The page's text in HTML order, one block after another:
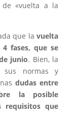
de «vuelta a la
que lavuelta
fases, que se
junio. Bien, la
sus normas y
dudas entre
la posible
requisitos que